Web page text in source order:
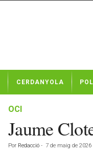
t
CERDANYOLA
OCI
Jaume
Por Redacció - 7 de maig de 2026